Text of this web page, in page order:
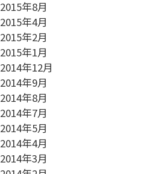
2015年8月
2015年4月
2015年2月
2015年1月
2014年12月
2014年9月
2014年8月
2014年7月
2014年5月
2014年4月
2014年3月